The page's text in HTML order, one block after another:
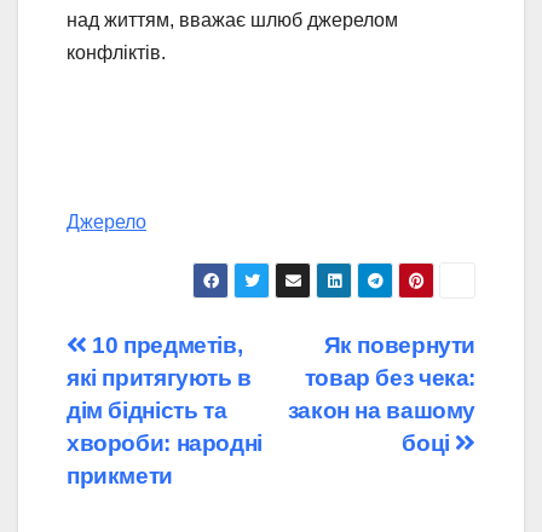
над життям, вважає шлюб джерелом
конфліктів.
Джерело
Навігація
записів
Як повернути
товар без чека:
закон на вашому
боці
10 предметів,
які притягують в
дім бідність та
хвороби: народні
прикмети